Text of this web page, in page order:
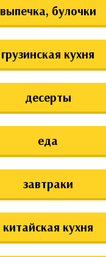
выпечка, булочки
грузинская кухня
десерты
еда
завтраки
китайская кухня